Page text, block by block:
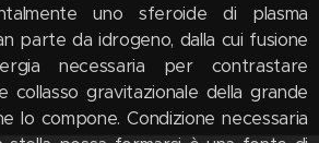
uno sferoide di plasma
parte da idrogeno, dalla cui fusione
necessaria per contrastare
collasso gravitazionale della grande
lo compone. Condizione necessaria